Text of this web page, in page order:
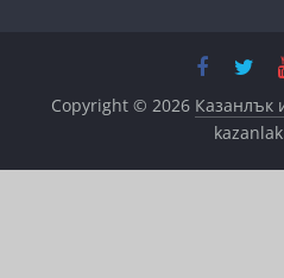
Copyright © 2026 Казанлък